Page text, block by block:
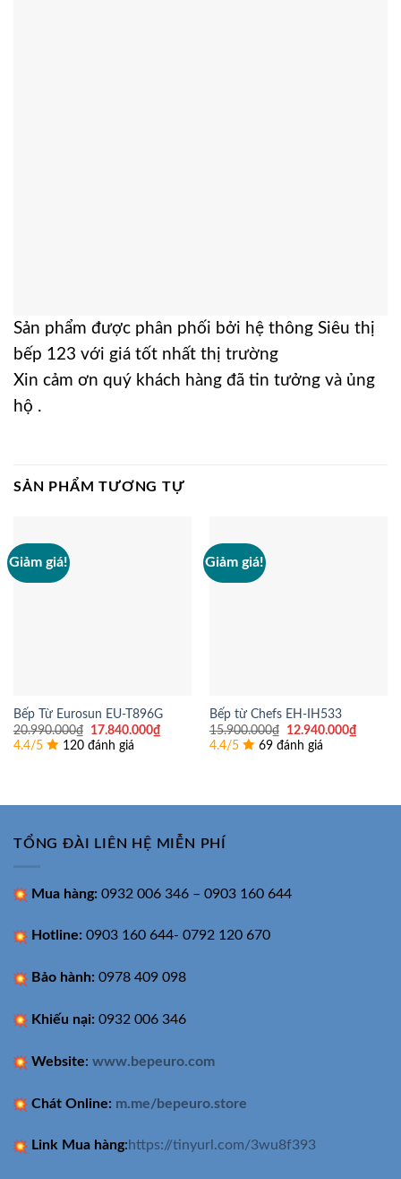
Sản phẩm được phân phối bởi hệ thông Siêu thị
bếp 123 với giá tốt nhất thị trường
Xin cảm ơn quý khách hàng đã tin tưởng và ủng
hộ .
SẢN PHẨM TƯƠNG TỰ
Giảm giá!
Bếp Từ Eurosun EU-T896G
20.990.000₫
Giá
gốc
là:
17.840.000₫Giá
4.4/5 120 đánh giá
Giảm giá!
Bếp từ Chefs EH-IH533
15.900.000₫
Giá
gốc
là:
12.940.000₫Giá
4.4/5 69 đánh giá
TỔNG ĐÀI LIÊN HỆ MIỄN PHÍ
Mua hàng: 0932 006 346 – 0903 160 644
Hotline: 0903 160 644- 0792 120 670
Bảo hành: 0978 409 098
Khiếu nại: 0932 006 346
Website: www.bepeuro.com
Chát Online: m.me/bepeuro.store
Link Mua hàng:https://tinyurl.com/3wu8f393